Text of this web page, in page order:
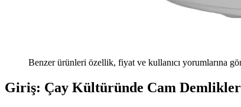
Benzer ürünleri özellik, fiyat ve kullanıcı yorumlarına
Giriş: Çay Kültüründe Cam